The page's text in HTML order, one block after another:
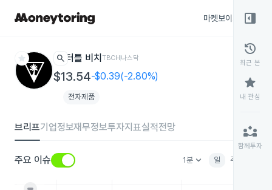
마켓보이스
star search 터틀 비치 TBCH나스닥
$13.54-$0.39(-2.80%)
전자제품
브리프기업정보재무정보투자지표실적전망
주요 이슈 1분keyboard_arrow_down 일 주
right_panel_open
history
최근 본
star
내 관심
partner_exchange
함께투자